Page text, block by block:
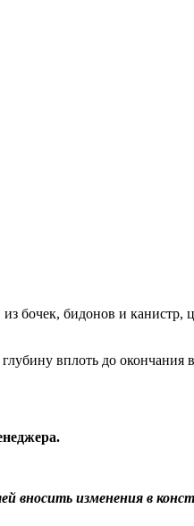
бочек, бидонов и канистр,
вплоть до окончания
вносить изменения в